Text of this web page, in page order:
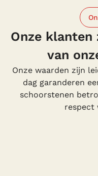
Onze klanten
van
Onze waarden zijn
dag garanderen
schoorstenen
respect